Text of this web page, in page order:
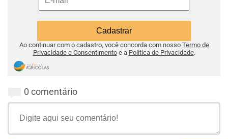
Ao continuar com o cadastro, você concorda com nosso Termo de
Privacidade e Consentimentoe a Política de Privacidade.
0 comentário